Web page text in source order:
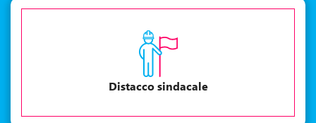
Distacco sindacale